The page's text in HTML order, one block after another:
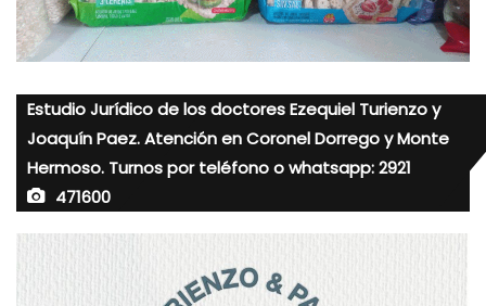
Estudio Jurídico de los doctores Ezequiel Turienzo y
Joaquín Paez. Atención en Coronel Dorrego y Monte
Hermoso. Turnos por teléfono o whatsapp: 2921
471600